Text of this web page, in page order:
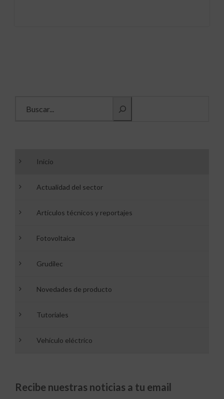
Inicio
Actualidad del sector
Artículos técnicos y reportajes
Fotovoltaica
Grudilec
Novedades de producto
Tutoriales
Vehículo eléctrico
Recibe nuestras noticias a tu email